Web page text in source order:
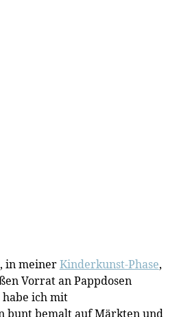
in meinerKinderkunst-Phase,
Vorrat an Pappdosen
habe ich mit
bunt bemalt auf Märkten und